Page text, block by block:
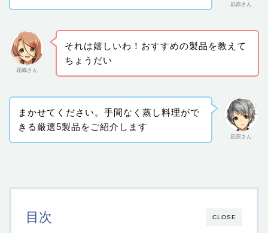
凪原さん
花織さん
それは嬉しいわ！おすすめの製品を教えて
ちょうだい
凪原さん
まかせてください。手間なく蒸し料理がで
きる厳選5製品をご紹介します
CLOSE
目次